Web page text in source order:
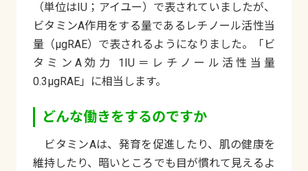
（単位はIU；アイユー）で表されていましたが、
ビタミンA作用をする量であるレチノール活性当
量（μgRAE）で表されるようになりました。「ビ
タミンA効力 1IU＝レチノール活性当量
0.3μgRAE」に相当します。
どんな働きをするのですか
ビタミンAは、発育を促進したり、肌の健康を
維持したり、暗いところでも目が慣れて見えるよ